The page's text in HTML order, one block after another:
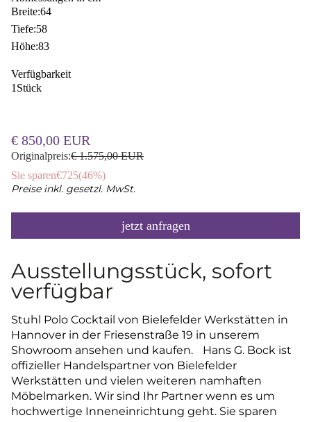
Breite:64
Tiefe:58
Höhe:83
Verfügbarkeit
1Stück
€ 850,00 EUR
Originalpreis:€ 1.575,00 EUR
Sie sparen€725(46%)
Preise inkl. gesetzl. MwSt.
jetzt anfragen
Ausstellungsstück, sofort
verfügbar
Stuhl Polo Cocktail von Bielefelder Werkstätten in
Hannover in der Friesenstraße 19 in unserem
Showroom ansehen und kaufen. Hans G. Bock ist
offizieller Handelspartner von Bielefelder
Werkstätten und vielen weiteren namhaften
Möbelmarken. Wir sind Ihr Partner wenn es um
hochwertige Inneneinrichtung geht. Sie sparen